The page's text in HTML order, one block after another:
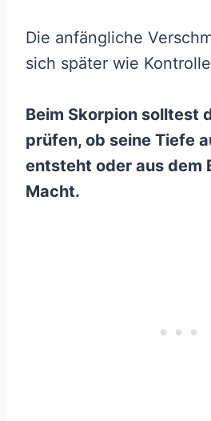
Die anfängliche
sich später wie
Beim Skorpion solltest
prüfen, ob seine Tiefe
entsteht oder aus dem
Macht.